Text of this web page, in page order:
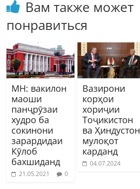
Вам также может
понравиться
МН: вакилон
маоши
панҷрӯзаи
худро ба
сокинони
зарардидаи
Кӯлоб
бахшиданд
21.05.2021 0
Вазирони
корҳои
хориҷии
Тоҷикистон
ва Ҳиндустон
мулоқот
карданд
04.07.2024